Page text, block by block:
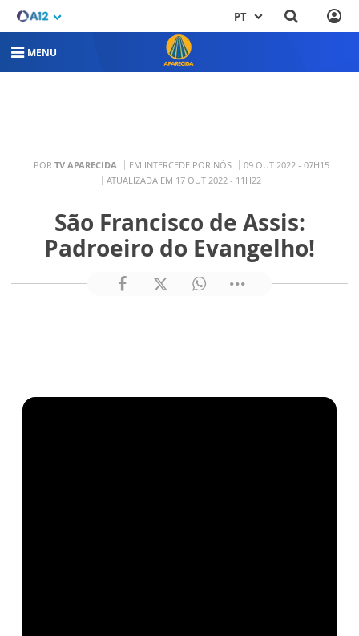
PT
MENU
POR TV APARECIDA EM INTERCEDE POR NÓS
09 OUT 2022 - 07H15
ATUALIZADA EM 17 OUT 2022 - 11H22
São Francisco de Assis:
Padroeiro do Evangelho!